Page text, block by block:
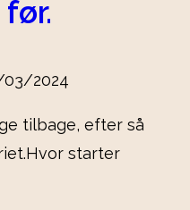
2024
tilbage, efter så
starter